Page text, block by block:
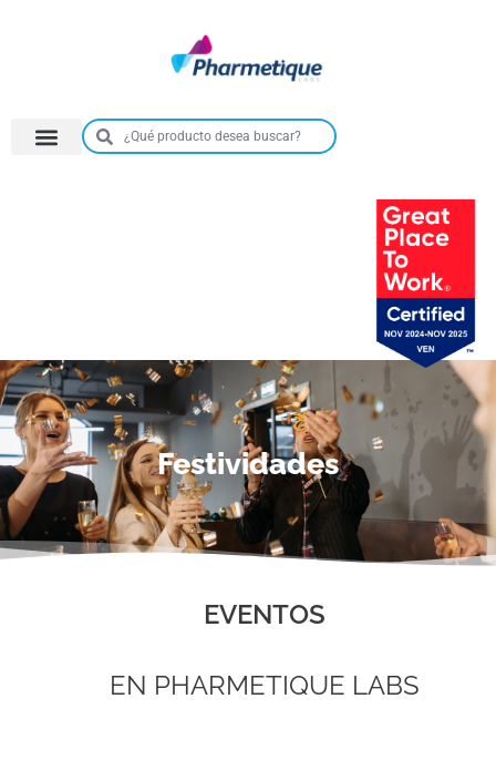
Festividades
EVENTOS
EN PHARMETIQUE LABS